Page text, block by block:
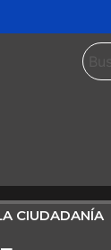
CIUDADANÍA